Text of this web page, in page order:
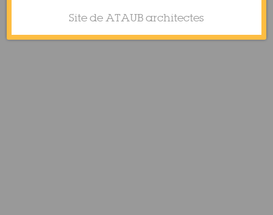
Site de ATAUB architectes